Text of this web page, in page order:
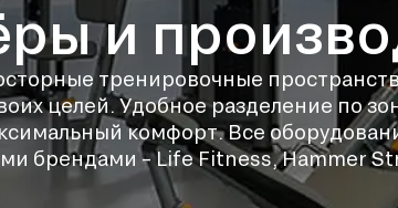
и
тренировочные
целей. Удобное разделение по
комфорт. Все
брендами – Life Fitness, Hammer